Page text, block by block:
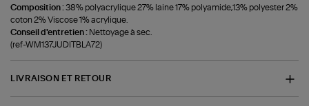
Composition :38% polyacrylique 27% laine 17% polyamide,13% polyester 2%
coton 2% Viscose 1% acrylique.
Conseil d'entretien : Nettoyage à sec.
(ref-WM137JUDITBLA72)
LIVRAISON ET RETOUR